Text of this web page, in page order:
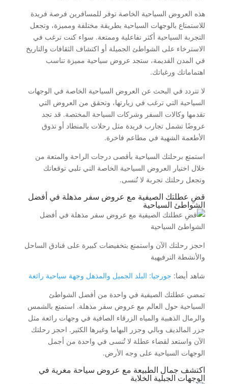
هذه العروض السياحية الخاصة توفر للمسافرين فرصة فريدة
للاستمتاع بالوجهات السياحية بطريقة مختلفة ومميزة، وتجعل
التجربة السياحية أكثر تفاعلية وممتعة. سواء كنت ترغب في
الاسترخاء على الشواطئ الجميلة أو اكتشاف الثقافات والتاريخ
في المدن القديمة، ستجد عروض سياحية مميزة تناسب
اهتماماتك ورغباتك.
لا تتردد في البحث عن العروض السياحية الخاصة في الوجهات
السياحية التي ترغب في زيارتها، وتحقق من العروض التي
تقدمها وكالات السفر وشركات السياحة المختصة. قد تجد
عروضًا تشمل تجارب فريدة مثل رحلات بالمنطاد أو تذوق
الأطعمة الشهية في مطاعم فاخرة.
استمتع برحلتك السياحية بأقصى درجات الراحة والمتعة من
خلال اختيار العروض السياحية الخاصة التي تلبي توقعاتك
وتجعل رحلتك تجربة لا تُنسى.
قضِ عطلتك الصيفية مع عروض سفر مذهلة في أفضل
الشواطئ السياحية
احجز رحلتك الآن واستمتع بتخفيضات كبيرة على فنادق الساحل
والأنشطة الترفيهية
شاهد أيضا: جورجيا: البلد الجميل والمذهل وجهة سياحية رائعة
تمضي عطلتك الصيفية في واحدة من أفضل الشواطئ
السياحية حول العالم مع عروض سفر مذهلة. استمتع بالشمس
والرمال الذهبية والمياه الزرقاء الصافية في وجهات رائعة مثل
جزر المالديف وبالي وجزر البهاما وغيرها الكثير. احجز رحلتك
الآن واستعد لقضاء عطلة لا تُنسى في واحدة من أجمل
الوجهات السياحية على وجه الأرض.
اكتشف جمال الطبيعة مع عروض سياحة مغرية في
الوجهات الجبلية الخلابة